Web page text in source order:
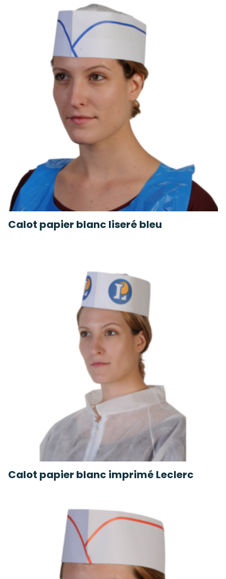
Calot papier blanc liseré bleu
Calot papier blanc imprimé Leclerc